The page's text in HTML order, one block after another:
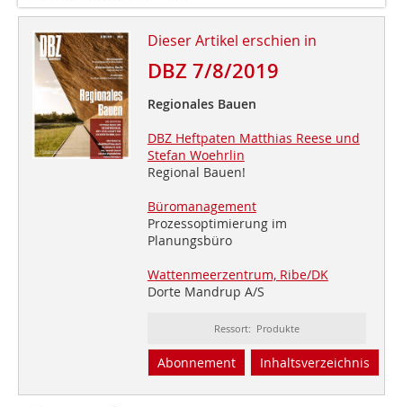
Dieser Artikel erschien in
DBZ 7/8/2019
Regionales Bauen
DBZ Heftpaten Matthias Reese und
Stefan Woehrlin
Regional Bauen!
Büromanagement
Prozessoptimierung im
Planungsbüro
Wattenmeerzentrum, Ribe/DK
Dorte Mandrup A/S
Ressort: Produkte
Abonnement Inhaltsverzeichnis